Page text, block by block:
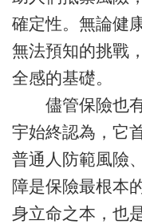
確定性。無論健
無法預知的挑戰
全感的基礎。
儘管保險也有
宇始終認為，它
普通人防範風險
障是保險最根本
身立命之本，也